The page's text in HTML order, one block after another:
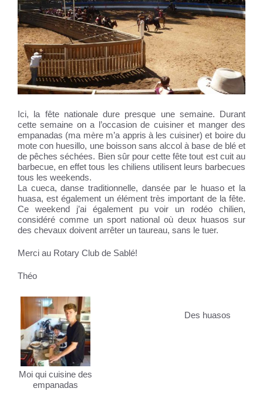
Ici, la fête nationale dure presque une semaine. Durant
cette semaine on a l’occasion de cuisiner et manger des
empanadas (ma mère m’a appris à les cuisiner) et boire du
mote con huesillo, une boisson sans alccol à base de blé et
de pêches séchées. Bien sûr pour cette fête tout est cuit au
barbecue, en effet tous les chiliens utilisent leurs barbecues
tous les weekends.
La cueca, danse traditionnelle, dansée par le huaso et la
huasa, est également un élément très important de la fête.
Ce weekend j’ai également pu voir un rodéo chilien,
considéré comme un sport national où deux huasos sur
des chevaux doivent arrêter un taureau, sans le tuer.
Merci au Rotary Club de Sablé!
Théo
Moi qui cuisine des
empanadas
Des huasos